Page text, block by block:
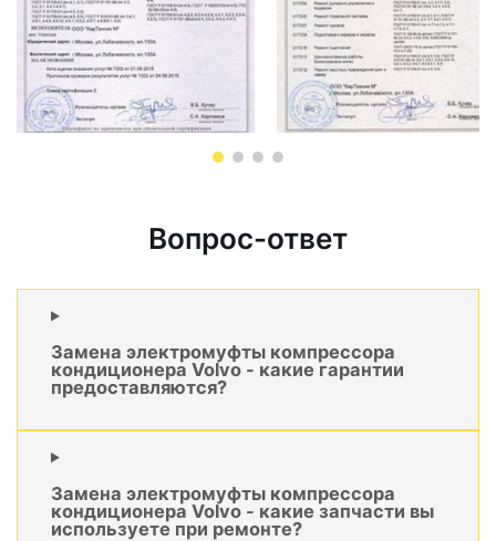
Вопрос-ответ
Замена электромуфты компрессора
кондиционера Volvo - какие гарантии
предоставляются?
Замена электромуфты компрессора
кондиционера Volvo - какие запчасти вы
используете при ремонте?